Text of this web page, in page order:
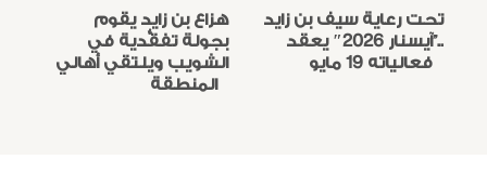
هزاع بن زايد يقوم
بجولة تفقُّدية في
الشويب ويلتقي أهالي
المنطقة
تحت رعاية سيف بن زايد
..”آيسنار 2026″ يعقد